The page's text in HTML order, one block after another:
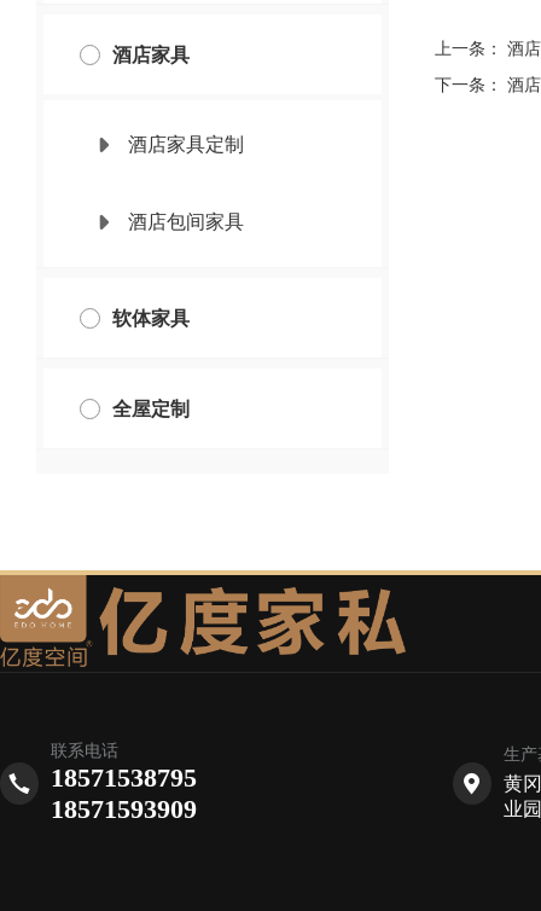
酒店家具
酒店家具定制
酒店包间家具
软体家具
全屋定制
上一条： 酒
下一条： 酒
联系电话
18571538795
18571593909
生产
黄
业园